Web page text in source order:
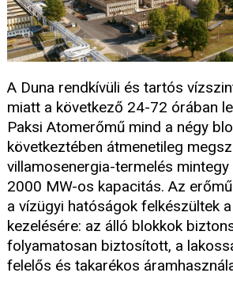
A Duna rendkívüli és tartós
miatt a következő 24-72 órában
Paksi Atomerőmű mind a négy
következtében átmenetileg
villamosenergia-termelés
2000 MW-os kapacitás. Az
a vízügyi hatóságok felkészültek
kezelésére: az álló blokkok
folyamatosan biztosított, a
felelős és takarékos